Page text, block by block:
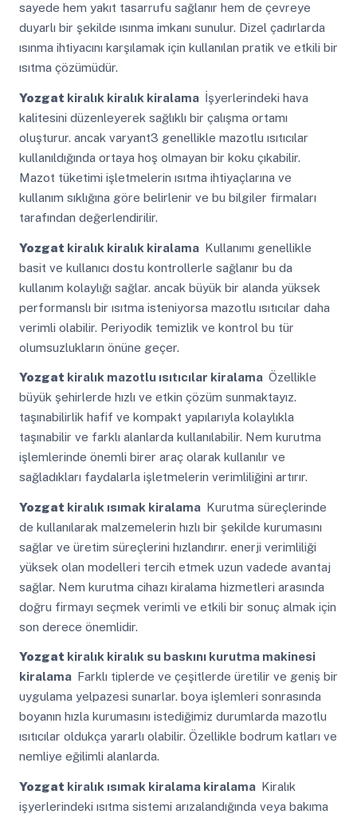
sayede hem yakıt tasarrufu sağlanır hem de çevreye
duyarlı bir şekilde ısınma imkanı sunulur. Dizel çadırlarda
ısınma ihtiyacını karşılamak için kullanılan pratik ve etkili bir
ısıtma çözümüdür.
Yozgat kiralık kiralık kiralama İşyerlerindeki hava
kalitesini düzenleyerek sağlıklı bir çalışma ortamı
oluşturur. ancak varyant3 genellikle mazotlu ısıtıcılar
kullanıldığında ortaya hoş olmayan bir koku çıkabilir.
Mazot tüketimi işletmelerin ısıtma ihtiyaçlarına ve
kullanım sıklığına göre belirlenir ve bu bilgiler firmaları
tarafından değerlendirilir.
Yozgat kiralık kiralık kiralama Kullanımı genellikle
basit ve kullanıcı dostu kontrollerle sağlanır bu da
kullanım kolaylığı sağlar. ancak büyük bir alanda yüksek
performanslı bir ısıtma isteniyorsa mazotlu ısıtıcılar daha
verimli olabilir. Periyodik temizlik ve kontrol bu tür
olumsuzlukların önüne geçer.
Yozgat kiralık mazotlu ısıtıcılar kiralama Özellikle
büyük şehirlerde hızlı ve etkin çözüm sunmaktayız.
taşınabilirlik hafif ve kompakt yapılarıyla kolaylıkla
taşınabilir ve farklı alanlarda kullanılabilir. Nem kurutma
işlemlerinde önemli birer araç olarak kullanılır ve
sağladıkları faydalarla işletmelerin verimliliğini artırır.
Yozgat kiralık ısımak kiralama Kurutma süreçlerinde
de kullanılarak malzemelerin hızlı bir şekilde kurumasını
sağlar ve üretim süreçlerini hızlandırır. enerji verimliliği
yüksek olan modelleri tercih etmek uzun vadede avantaj
sağlar. Nem kurutma cihazı kiralama hizmetleri arasında
doğru firmayı seçmek verimli ve etkili bir sonuç almak için
son derece önemlidir.
Yozgat kiralık kiralık su baskını kurutma makinesi
kiralama Farklı tiplerde ve çeşitlerde üretilir ve geniş bir
uygulama yelpazesi sunarlar. boya işlemleri sonrasında
boyanın hızla kurumasını istediğimiz durumlarda mazotlu
ısıtıcılar oldukça yararlı olabilir. Özellikle bodrum katları ve
nemliye eğilimli alanlarda.
Yozgat kiralık ısımak kiralama kiralama Kiralık
işyerlerindeki ısıtma sistemi arızalandığında veya bakıma